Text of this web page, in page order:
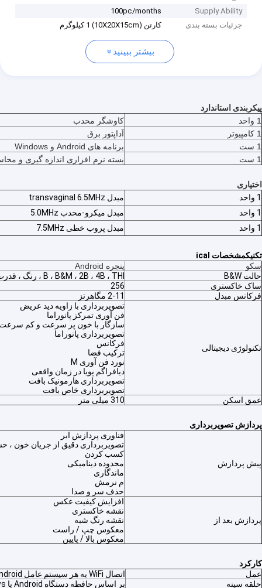
Supply Ability
100pc/months
جزئیات بسته بندی
کارتن (10X20X15cm) 1 کیلوگرم
بیشتر ببینید
پیکربندی استاندارد
1 واحد
کاوشگر محدب
1 کامپیوتر
آداپتور برق
1 ست
برنامه های Android و Windows
1 ست
بسته نرم افزاری اندازه گیری و
اختیاری
1 واحد
مبدل transvaginal 6.5MHz
1 واحد
مبدل میکرو-محدب 5.0MHz
1 واحد
مبدل پروب خطی 7.5MHz
تکنیکمشخصات ical
سکو
پنجره Android
حالت B&W
B ، B&M ، 2B ، 4B ، THI ، رنگ ، قدرت ، PW
ساک خاکستری
256
فرکانس مبدل
2-11 مگاهرتز
تکنولوژی دیجیتالی
تصویربرداری با زاویه دید عریض
فن آوری تمرکز پانوراما
سازگار با خون پر سرعت و کم
تصویربرداری پانوراما
فرکانس
ترکیب فضا
نورد فن آوری M
دیافراگم پویا در زمان واقعی
تصویربرداری هارمونیک بافت
تصویربرداری خاص بافت
عمق اسکن
310 میلی متر
پردازش تصویربرداری
پیش پردازش
فناوری پردازش ابر
تصویربرداری دقیق از جریان خون ،
کسب کردن
محدوده دینامیکی
ماندگاری
م نرمش
حذف سر و صدا
پردازش بعد از
افزایش کیفیت عکس
نقشه خاکستری
نقشه رنگ شبه
معکوس چپ / راست
معکوس بالا / پایین
کارکرد
عمل
اتصال WiFi به هر سیستم عامل Android یا Window
حلقه سینه
بر اساس حافظه دستگاه Android یا Windows